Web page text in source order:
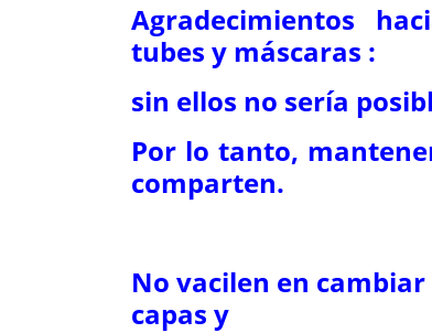
Agradecimientos
tubes y máscaras :
sin ellos no sería
Por lo tanto,
comparten.
No vacilen en
capas y